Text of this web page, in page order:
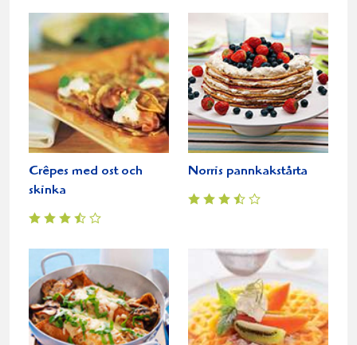
Crêpes med ost och
skinka
Norris pannkakstårta